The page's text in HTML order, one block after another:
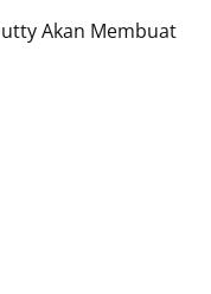
Akan Membuat